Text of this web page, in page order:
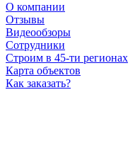
О компании
Отзывы
Видеообзоры
Сотрудники
Строим в 45-ти регионах
Карта объектов
Как заказать?